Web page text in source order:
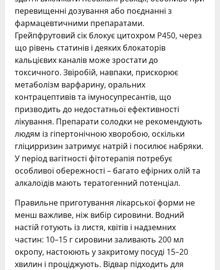
перевищенні дозування або поєднанні з
фармацевтичними препаратами.
Грейпфрутовий сік блокує цитохром P450, через
що рівень статинів і деяких блокаторів
кальцієвих каналів може зростати до
токсичного. Звіробій, навпаки, прискорює
метаболізм варфарину, оральних
контрацептивів та імуносупресантів, що
призводить до недостатньої ефективності
лікування. Препарати солодки не рекомендують
людям із гіпертонічною хворобою, оскільки
гліцирризин затримує натрій і посилює набряки.
У період вагітності фітотерапія потребує
особливої обережності – багато ефірних олій та
алкалоїдів мають тератогенний потенціал.
Правильне приготування лікарської форми не
менш важливе, ніж вибір сировини. Водний
настій готують із листя, квітів і надземних
частин: 10–15 г сировини заливають 200 мл
окропу, настоюють у закритому посуді 15–20
хвилин і проціджують. Відвар підходить для